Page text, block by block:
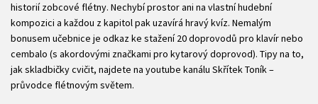
historií zobcové flétny. Nechybí prostor ani na vlastní hudební
kompozici a každou z kapitol pak uzavírá hravý kvíz. Nemalým
bonusem učebnice je odkaz ke stažení 20 doprovodů pro klavír nebo
cembalo (s akordovými značkami pro kytarový doprovod). Tipy na to,
jak skladbičky cvičit, najdete na youtube kanálu Skřítek Toník –
průvodce flétnovým světem.